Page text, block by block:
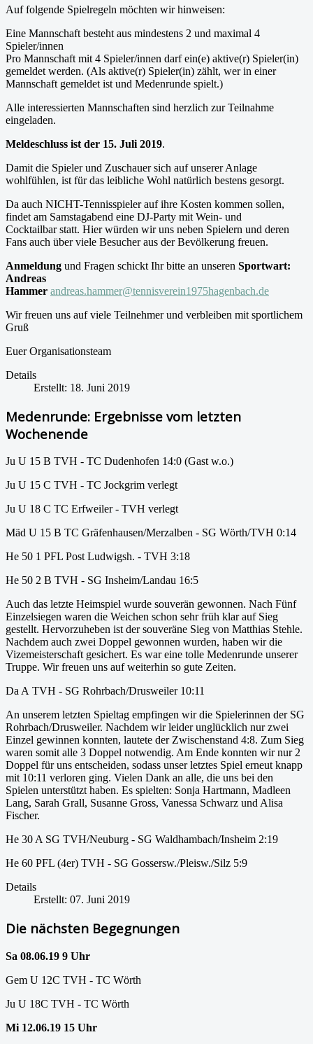
Auf folgende Spielregeln möchten wir hinweisen:
Eine Mannschaft besteht aus mindestens 2 und maximal 4
Spieler/innen
Pro Mannschaft mit 4 Spieler/innen darf ein(e) aktive(r) Spieler(in)
gemeldet werden. (Als aktive(r) Spieler(in) zählt, wer in einer
Mannschaft gemeldet ist und Medenrunde spielt.)
Alle interessierten Mannschaften sind herzlich zur Teilnahme
eingeladen.
Meldeschluss ist der 15. Juli 2019.
Damit die Spieler und Zuschauer sich auf unserer Anlage
wohlfühlen, ist für das leibliche Wohl natürlich bestens gesorgt.
Da auch NICHT-Tennisspieler auf ihre Kosten kommen sollen,
findet am Samstagabend eine DJ-Party mit Wein- und
Cocktailbar statt. Hier würden wir uns neben Spielern und deren
Fans auch über viele Besucher aus der Bevölkerung freuen.
Anmeldung und Fragen schickt Ihr bitte an unseren Sportwart:
Andreas
Hammer andreas.hammer@tennisverein1975hagenbach.de
Wir freuen uns auf viele Teilnehmer und verbleiben mit sportlichem
Gruß
Euer Organisationsteam
Details
Erstellt: 18. Juni 2019
Medenrunde: Ergebnisse vom letzten
Wochenende
Ju U 15 B TVH - TC Dudenhofen 14:0 (Gast w.o.)
Ju U 15 C TVH - TC Jockgrim verlegt
Ju U 18 C TC Erfweiler - TVH verlegt
Mäd U 15 B TC Gräfenhausen/Merzalben - SG Wörth/TVH 0:14
He 50 1 PFL Post Ludwigsh. - TVH 3:18
He 50 2 B TVH - SG Insheim/Landau 16:5
Auch das letzte Heimspiel wurde souverän gewonnen. Nach Fünf
Einzelsiegen waren die Weichen schon sehr früh klar auf Sieg
gestellt. Hervorzuheben ist der souveräne Sieg von Matthias Stehle.
Nachdem auch zwei Doppel gewonnen wurden, haben wir die
Vizemeisterschaft gesichert. Es war eine tolle Medenrunde unserer
Truppe. Wir freuen uns auf weiterhin so gute Zeiten.
Da A TVH - SG Rohrbach/Drusweiler 10:11
An unserem letzten Spieltag empfingen wir die Spielerinnen der SG
Rohrbach/Drusweiler. Nachdem wir leider unglücklich nur zwei
Einzel gewinnen konnten, lautete der Zwischenstand 4:8. Zum Sieg
waren somit alle 3 Doppel notwendig. Am Ende konnten wir nur 2
Doppel für uns entscheiden, sodass unser letztes Spiel erneut knapp
mit 10:11 verloren ging. Vielen Dank an alle, die uns bei den
Spielen unterstützt haben. Es spielten: Sonja Hartmann, Madleen
Lang, Sarah Grall, Susanne Gross, Vanessa Schwarz und Alisa
Fischer.
He 30 A SG TVH/Neuburg - SG Waldhambach/Insheim 2:19
He 60 PFL (4er) TVH - SG Gossersw./Pleisw./Silz 5:9
Details
Erstellt: 07. Juni 2019
Die nächsten Begegnungen
Sa 08.06.19 9 Uhr
Gem U 12C TVH - TC Wörth
Ju U 18C TVH - TC Wörth
Mi 12.06.19 15 Uhr